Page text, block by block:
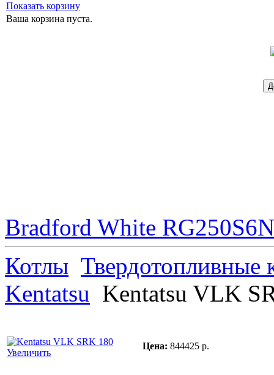
Показать корзину
Ваша корзина пуста.
Bradford White
Котлы Твердотопливные
Kentatsu Kentatsu VLK
Увеличить
Цена: 844425 р.